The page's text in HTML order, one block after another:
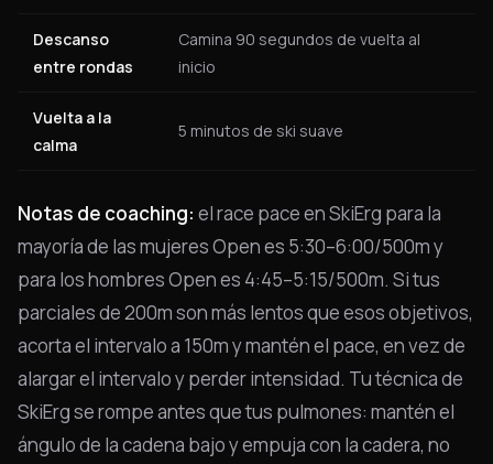
Descanso
entre rondas
Camina 90 segundos de vuelta al
inicio
Vuelta a la
calma
5 minutos de ski suave
Notas de coaching: el race pace en SkiErg para la
mayoría de las mujeres Open es 5:30–6:00/500m y
para los hombres Open es 4:45–5:15/500m. Si tus
parciales de 200m son más lentos que esos objetivos,
acorta el intervalo a 150m y mantén el pace, en vez de
alargar el intervalo y perder intensidad. Tu técnica de
SkiErg se rompe antes que tus pulmones: mantén el
ángulo de la cadena bajo y empuja con la cadera, no